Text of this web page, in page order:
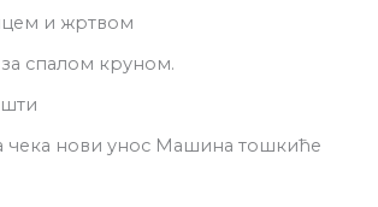
и жртвом
спалом круном.
чека нови унос Машина тошкиће